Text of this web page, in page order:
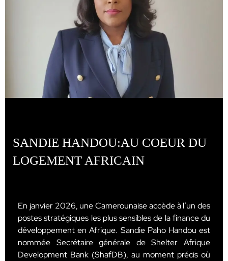
SANDIE HANDOU:AU COEUR DU
LOGEMENT AFRICAIN
En janvier 2026, une Camerounaise accède à l’un des
postes stratégiques les plus sensibles de la finance du
développement en Afrique. Sandie Paho Handou est
nommée Secrétaire générale de Shelter Afrique
Development Bank (ShafDB), au moment précis où